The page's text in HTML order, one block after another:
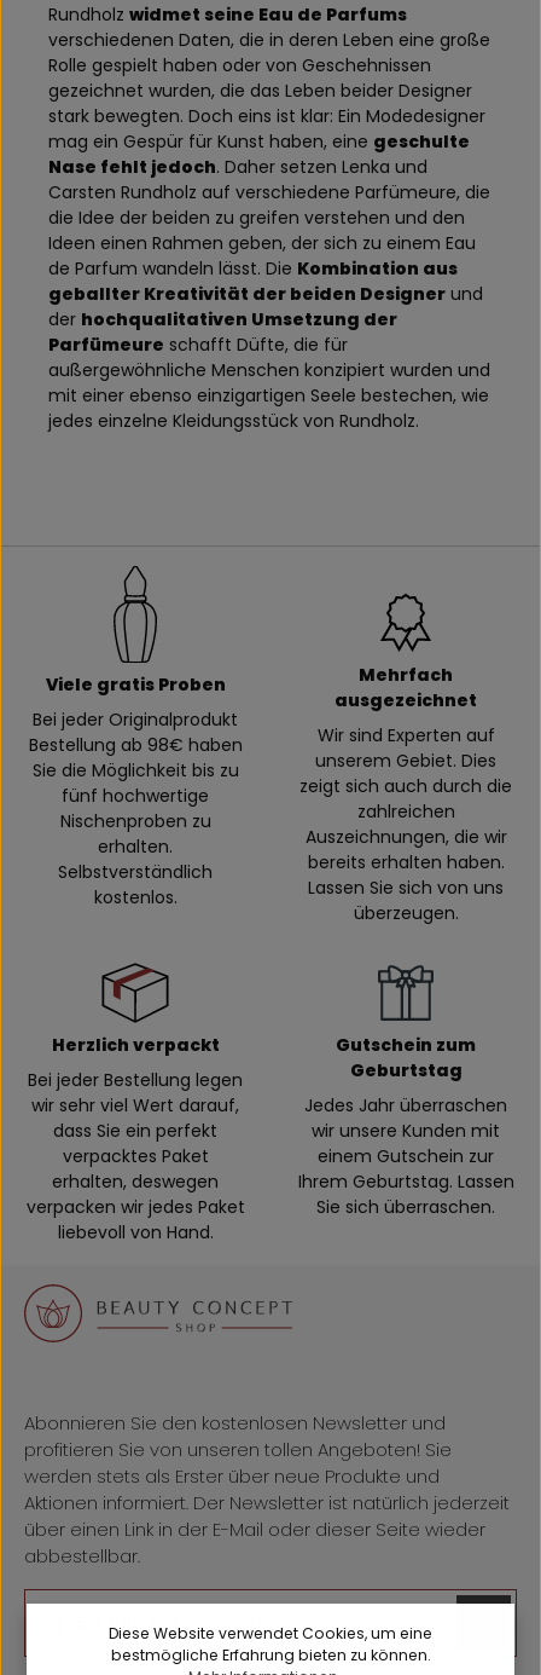
Rundholz widmet seine Eau de Parfums
verschiedenen Daten, die in deren Leben eine große
Rolle gespielt haben oder von Geschehnissen
gezeichnet wurden, die das Leben beider Designer
stark bewegten. Doch eins ist klar: Ein Modedesigner
mag ein Gespür für Kunst haben, eine geschulte
Nase fehlt jedoch. Daher setzen Lenka und
Carsten Rundholz auf verschiedene Parfümeure, die
die Idee der beiden zu greifen verstehen und den
Ideen einen Rahmen geben, der sich zu einem Eau
de Parfum wandeln lässt. Die Kombination aus
geballter Kreativität der beiden Designer und
der hochqualitativen Umsetzung der
Parfümeure schafft Düfte, die für
außergewöhnliche Menschen konzipiert wurden und
mit einer ebenso einzigartigen Seele bestechen, wie
jedes einzelne Kleidungsstück von Rundholz.
Viele gratis Proben
Bei jeder Originalprodukt
Bestellung ab 98€ haben
Sie die Möglichkeit bis zu
fünf hochwertige
Nischenproben zu
erhalten.
Selbstverständlich
kostenlos.
Mehrfach
ausgezeichnet
Wir sind Experten auf
unserem Gebiet. Dies
zeigt sich auch durch die
zahlreichen
Auszeichnungen, die wir
bereits erhalten haben.
Lassen Sie sich von uns
überzeugen.
Herzlich verpackt
Bei jeder Bestellung legen
wir sehr viel Wert darauf,
dass Sie ein perfekt
verpacktes Paket
erhalten, deswegen
verpacken wir jedes Paket
liebevoll von Hand.
Gutschein zum
Geburtstag
Jedes Jahr überraschen
wir unsere Kunden mit
einem Gutschein zur
Ihrem Geburtstag. Lassen
Sie sich überraschen.
Abonnieren Sie den kostenlosen Newsletter und
profitieren Sie von unseren tollen Angeboten! Sie
werden stets als Erster über neue Produkte und
Aktionen informiert. Der Newsletter ist natürlich jederzeit
über einen Link in der E-Mail oder dieser Seite wieder
abbestellbar.
E-Mail-Adresse*
Diese Website verwendet Cookies, um eine
bestmögliche Erfahrung bieten zu können.